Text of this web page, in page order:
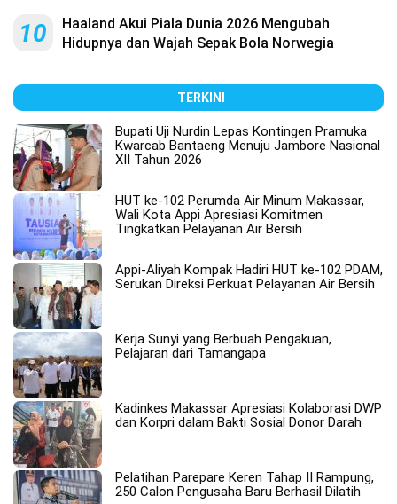
10
Haaland Akui Piala Dunia 2026 Mengubah
Hidupnya dan Wajah Sepak Bola Norwegia
TERKINI
Bupati Uji Nurdin Lepas Kontingen Pramuka
Kwarcab Bantaeng Menuju Jambore Nasional
XII Tahun 2026
HUT ke-102 Perumda Air Minum Makassar,
Wali Kota Appi Apresiasi Komitmen
Tingkatkan Pelayanan Air Bersih
Appi-Aliyah Kompak Hadiri HUT ke-102 PDAM,
Serukan Direksi Perkuat Pelayanan Air Bersih
Kerja Sunyi yang Berbuah Pengakuan,
Pelajaran dari Tamangapa
Kadinkes Makassar Apresiasi Kolaborasi DWP
dan Korpri dalam Bakti Sosial Donor Darah
Pelatihan Parepare Keren Tahap II Rampung,
250 Calon Pengusaha Baru Berhasil Dilatih